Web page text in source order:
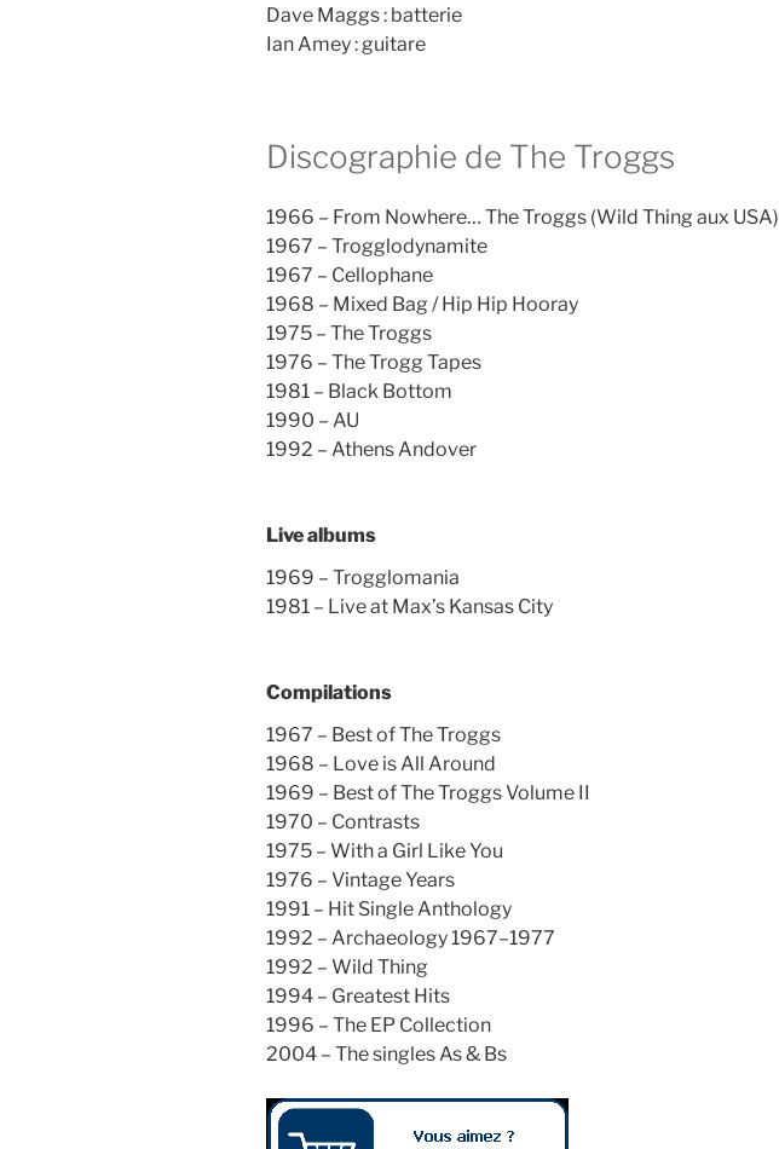
Dave Maggs : batterie
Ian Amey : guitare
Discographie de The Troggs
1966 – From Nowhere… The Troggs (Wild Thing aux USA)
1967 – Trogglodynamite
1967 – Cellophane
1968 – Mixed Bag / Hip Hip Hooray
1975 – The Troggs
1976 – The Trogg Tapes
1981 – Black Bottom
1990 – AU
1992 – Athens Andover
Live albums
1969 – Trogglomania
1981 – Live at Max’s Kansas City
Compilations
1967 – Best of The Troggs
1968 – Love is All Around
1969 – Best of The Troggs Volume II
1970 – Contrasts
1975 – With a Girl Like You
1976 – Vintage Years
1991 – Hit Single Anthology
1992 – Archaeology 1967–1977
1992 – Wild Thing
1994 – Greatest Hits
1996 – The EP Collection
2004 – The singles As & Bs